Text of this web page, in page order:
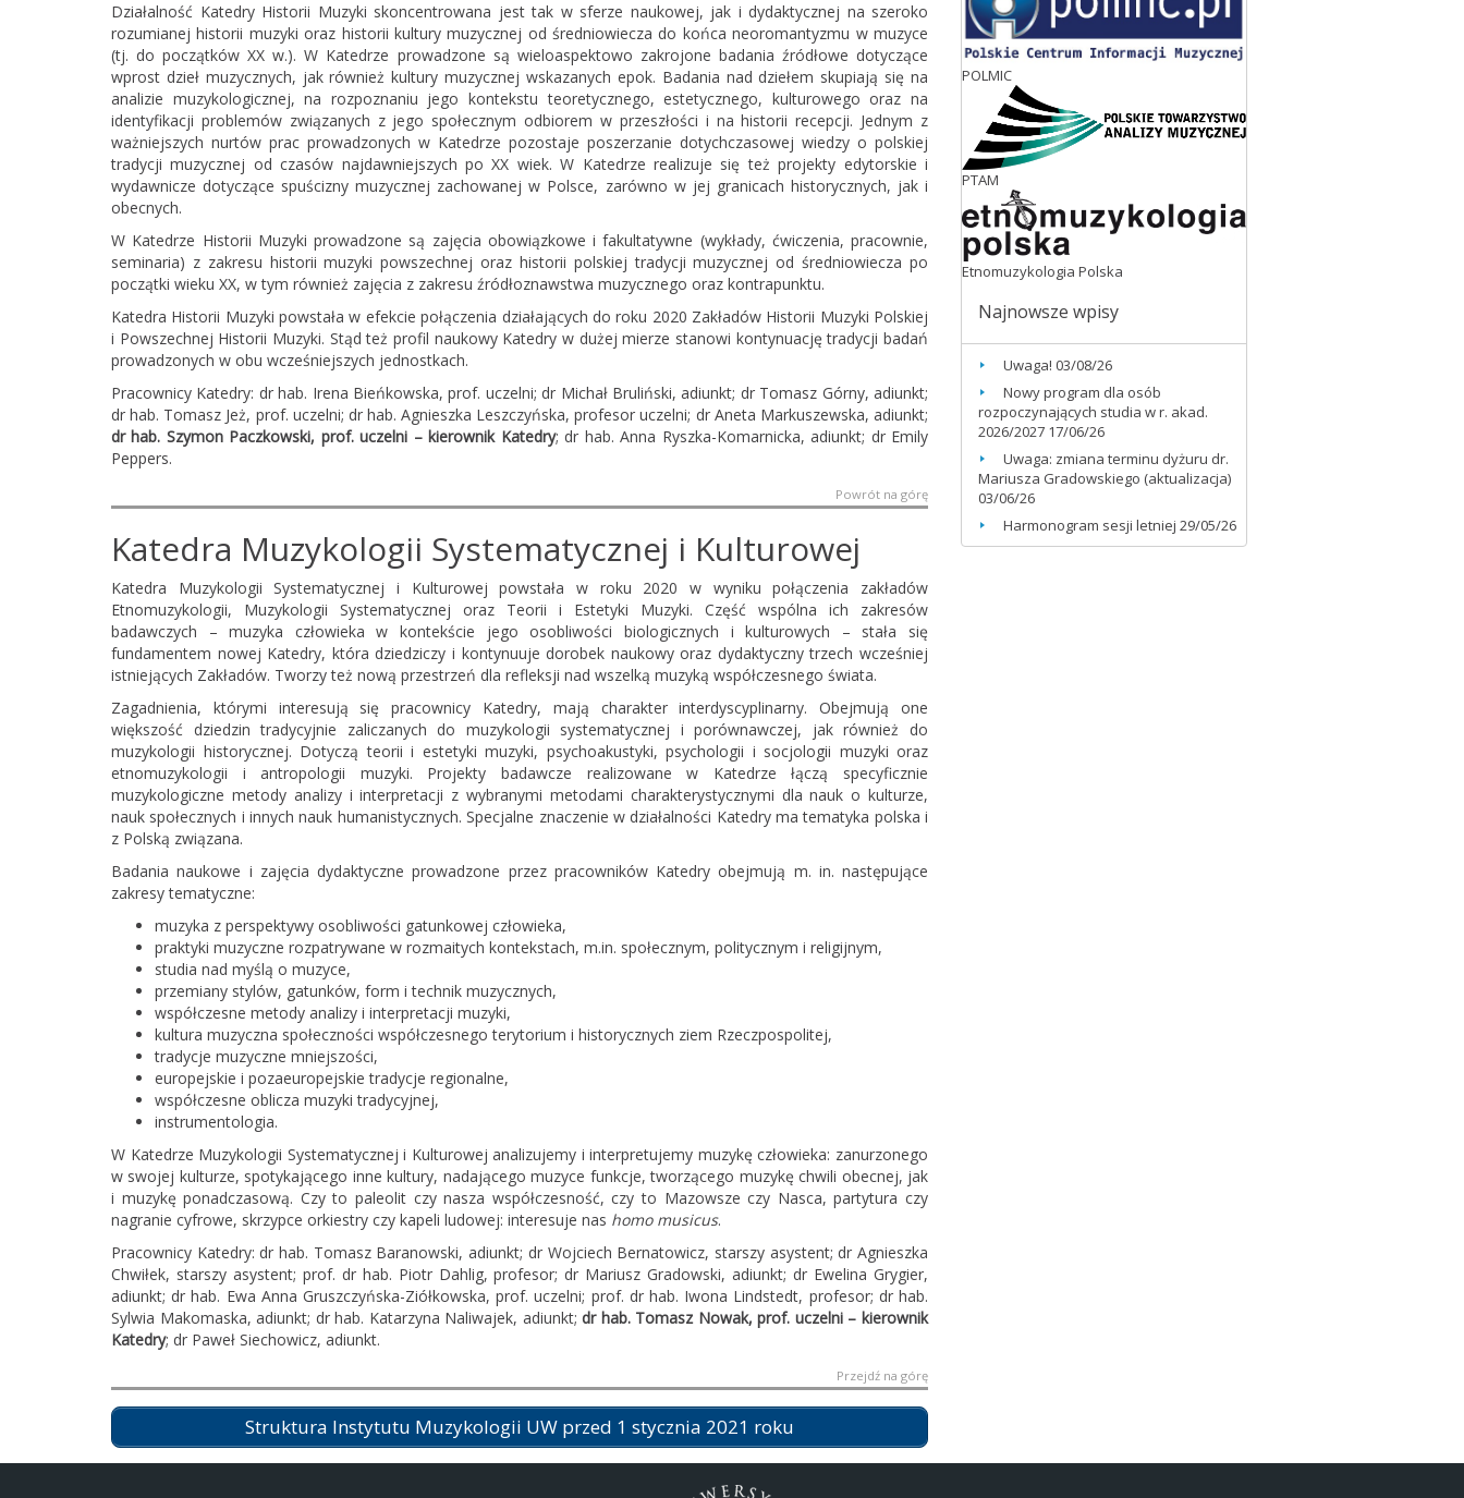
Działalność Katedry Historii Muzyki skoncentrowana jest tak w sferze naukowej, jak i dydaktycznej na szeroko
rozumianej historii muzyki oraz historii kultury muzycznej od średniowiecza do końca neoromantyzmu w muzyce
(tj. do początków XX w.). W Katedrze prowadzone są wieloaspektowo zakrojone badania źródłowe dotyczące
wprost dzieł muzycznych, jak również kultury muzycznej wskazanych epok. Badania nad dziełem skupiają się na
analizie muzykologicznej, na rozpoznaniu jego kontekstu teoretycznego, estetycznego, kulturowego oraz na
identyfikacji problemów związanych z jego społecznym odbiorem w przeszłości i na historii recepcji. Jednym z
ważniejszych nurtów prac prowadzonych w Katedrze pozostaje poszerzanie dotychczasowej wiedzy o polskiej
tradycji muzycznej od czasów najdawniejszych po XX wiek. W Katedrze realizuje się też projekty edytorskie i
wydawnicze dotyczące spuścizny muzycznej zachowanej w Polsce, zarówno w jej granicach historycznych, jak i
obecnych.
W Katedrze Historii Muzyki prowadzone są zajęcia obowiązkowe i fakultatywne (wykłady, ćwiczenia, pracownie,
seminaria) z zakresu historii muzyki powszechnej oraz historii polskiej tradycji muzycznej od średniowiecza po
początki wieku XX, w tym również zajęcia z zakresu źródłoznawstwa muzycznego oraz kontrapunktu.
Katedra Historii Muzyki powstała w efekcie połączenia działających do roku 2020 Zakładów Historii Muzyki Polskiej
i Powszechnej Historii Muzyki. Stąd też profil naukowy Katedry w dużej mierze stanowi kontynuację tradycji badań
prowadzonych w obu wcześniejszych jednostkach.
Pracownicy Katedry: dr hab. Irena Bieńkowska, prof. uczelni; dr Michał Bruliński, adiunkt; dr Tomasz Górny, adiunkt;
dr hab. Tomasz Jeż, prof. uczelni; dr hab. Agnieszka Leszczyńska, profesor uczelni; dr Aneta Markuszewska, adiunkt;
dr hab. Szymon Paczkowski, prof. uczelni – kierownik Katedry; dr hab. Anna Ryszka-Komarnicka, adiunkt; dr Emily
Peppers.
Powrót na górę
Katedra Muzykologii Systematycznej i Kulturowej
Katedra Muzykologii Systematycznej i Kulturowej powstała w roku 2020 w wyniku połączenia zakładów
Etnomuzykologii, Muzykologii Systematycznej oraz Teorii i Estetyki Muzyki. Część wspólna ich zakresów
badawczych – muzyka człowieka w kontekście jego osobliwości biologicznych i kulturowych – stała się
fundamentem nowej Katedry, która dziedziczy i kontynuuje dorobek naukowy oraz dydaktyczny trzech wcześniej
istniejących Zakładów. Tworzy też nową przestrzeń dla refleksji nad wszelką muzyką współczesnego świata.
Zagadnienia, którymi interesują się pracownicy Katedry, mają charakter interdyscyplinarny. Obejmują one
większość dziedzin tradycyjnie zaliczanych do muzykologii systematycznej i porównawczej, jak również do
muzykologii historycznej. Dotyczą teorii i estetyki muzyki, psychoakustyki, psychologii i socjologii muzyki oraz
etnomuzykologii i antropologii muzyki. Projekty badawcze realizowane w Katedrze łączą specyficznie
muzykologiczne metody analizy i interpretacji z wybranymi metodami charakterystycznymi dla nauk o kulturze,
nauk społecznych i innych nauk humanistycznych. Specjalne znaczenie w działalności Katedry ma tematyka polska i
z Polską związana.
Badania naukowe i zajęcia dydaktyczne prowadzone przez pracowników Katedry obejmują m. in. następujące
zakresy tematyczne:
muzyka z perspektywy osobliwości gatunkowej człowieka,
praktyki muzyczne rozpatrywane w rozmaitych kontekstach, m.in. społecznym, politycznym i religijnym,
studia nad myślą o muzyce,
przemiany stylów, gatunków, form i technik muzycznych,
współczesne metody analizy i interpretacji muzyki,
kultura muzyczna społeczności współczesnego terytorium i historycznych ziem Rzeczpospolitej,
tradycje muzyczne mniejszości,
europejskie i pozaeuropejskie tradycje regionalne,
współczesne oblicza muzyki tradycyjnej,
instrumentologia.
W Katedrze Muzykologii Systematycznej i Kulturowej analizujemy i interpretujemy muzykę człowieka: zanurzonego
w swojej kulturze, spotykającego inne kultury, nadającego muzyce funkcje, tworzącego muzykę chwili obecnej, jak
i muzykę ponadczasową. Czy to paleolit czy nasza współczesność, czy to Mazowsze czy Nasca, partytura czy
nagranie cyfrowe, skrzypce orkiestry czy kapeli ludowej: interesuje nas homo musicus.
Pracownicy Katedry: dr hab. Tomasz Baranowski, adiunkt; dr Wojciech Bernatowicz, starszy asystent; dr Agnieszka
Chwiłek, starszy asystent; prof. dr hab. Piotr Dahlig, profesor; dr Mariusz Gradowski, adiunkt; dr Ewelina Grygier,
adiunkt; dr hab. Ewa Anna Gruszczyńska-Ziółkowska, prof. uczelni; prof. dr hab. Iwona Lindstedt, profesor; dr hab.
Sylwia Makomaska, adiunkt; dr hab. Katarzyna Naliwajek, adiunkt;dr hab. Tomasz Nowak, prof. uczelni – kierownik
Katedry; dr Paweł Siechowicz, adiunkt.
Przejdź na górę
Struktura Instytutu Muzykologii UW przed 1 stycznia 2021 roku
POLMIC
PTAM
Etnomuzykologia Polska
Najnowsze wpisy
Uwaga! 03/08/26
Nowy program dla osób
rozpoczynających studia w r. akad.
2026/2027 17/06/26
Uwaga: zmiana terminu dyżuru dr.
Mariusza Gradowskiego (aktualizacja)
03/06/26
Harmonogram sesji letniej 29/05/26